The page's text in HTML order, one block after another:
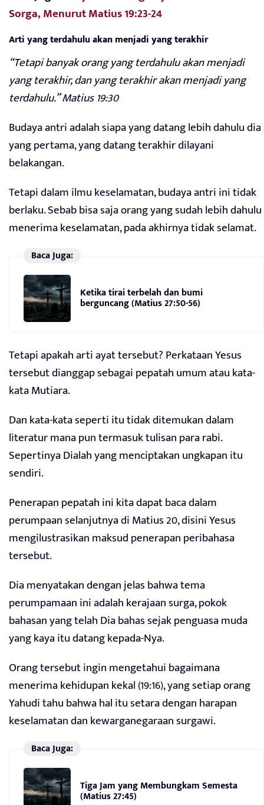
Sorga, Menurut Matius 19:23-24
Arti yang terdahulu akan menjadi yang terakhir
“Tetapi banyak orang yang terdahulu akan menjadi
yang terakhir, dan yang terakhir akan menjadi yang
terdahulu.” Matius 19:30
Budaya antri adalah siapa yang datang lebih dahulu dia
yang pertama, yang datang terakhir dilayani
belakangan.
Tetapi dalam ilmu keselamatan, budaya antri ini tidak
berlaku. Sebab bisa saja orang yang sudah lebih dahulu
menerima keselamatan, pada akhirnya tidak selamat.
Baca Juga:
Ketika tirai terbelah dan bumi
berguncang (Matius 27:50-56)
Tetapi apakah arti ayat tersebut? Perkataan Yesus
tersebut dianggap sebagai pepatah umum atau kata-
kata Mutiara.
Dan kata-kata seperti itu tidak ditemukan dalam
literatur mana pun termasuk tulisan para rabi.
Sepertinya Dialah yang menciptakan ungkapan itu
sendiri.
Penerapan pepatah ini kita dapat baca dalam
perumpaan selanjutnya di Matius 20, disini Yesus
mengilustrasikan maksud penerapan peribahasa
tersebut.
Dia menyatakan dengan jelas bahwa tema
perumpamaan ini adalah kerajaan surga, pokok
bahasan yang telah Dia bahas sejak penguasa muda
yang kaya itu datang kepada-Nya.
Orang tersebut ingin mengetahui bagaimana
menerima kehidupan kekal (19:16), yang setiap orang
Yahudi tahu bahwa hal itu setara dengan harapan
keselamatan dan kewarganegaraan surgawi.
Baca Juga:
Tiga Jam yang Membungkam Semesta
(Matius 27:45)